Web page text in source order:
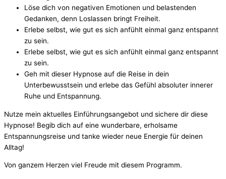
Löse dich von negativen Emotionen und belastenden
Gedanken, denn Loslassen bringt Freiheit.
Erlebe selbst, wie gut es sich anfühlt einmal ganz entspannt
zu sein.
Erlebe selbst, wie gut es sich anfühlt einmal ganz entspannt
zu sein.
Geh mit dieser Hypnose auf die Reise in dein
Unterbewusstsein und erlebe das Gefühl absoluter innerer
Ruhe und Entspannung.
Nutze mein aktuelles Einführungsangebot und sichere dir diese
Hypnose! Begib dich auf eine wunderbare, erholsame
Entspannungsreise und tanke wieder neue Energie für deinen
Alltag!
Von ganzem Herzen viel Freude mit diesem Programm.